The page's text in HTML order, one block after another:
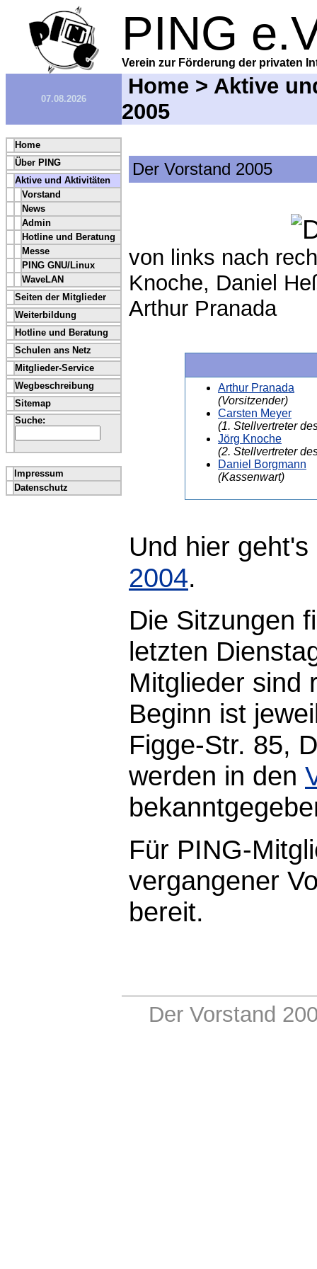
PING
Verein zur Förderung der privaten
07.08.2026
Home > Aktive
2005
Home
Über PING
Aktive und Aktivitäten
Vorstand
News
Admin
Hotline und Beratung
Messe
PING GNU/Linux
WaveLAN
Seiten der Mitglieder
Weiterbildung
Hotline und Beratung
Schulen ans Netz
Mitglieder-Service
Wegbeschreibung
Sitemap
Suche:
Impressum
Datenschutz
Der Vorstand 2005
von links nach
Knoche, Daniel
Arthur Pranada
Arthur Pranada
(Vorsitzender)
Carsten Meyer
(1. Stellvertreter
Jörg Knoche
(2. Stellvertreter
Daniel Borgmann
(Kassenwart)
Und hier
2004.
Die Sitzungen
letzten
Mitglieder sind
Beginn ist
Figge-Str. 85,
werden in den
Für PING-
vergangener
bereit.
Der Vorstand